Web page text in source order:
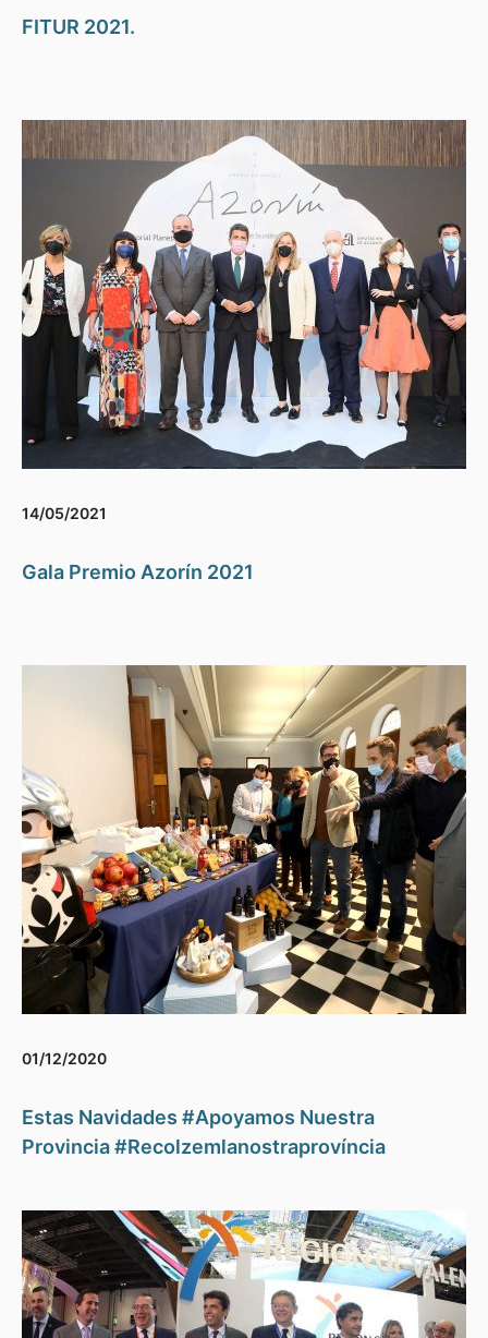
FITUR 2021.
14/05/2021
Gala Premio Azorín 2021
01/12/2020
Estas Navidades #Apoyamos Nuestra
Provincia #Recolzemlanostraprovíncia